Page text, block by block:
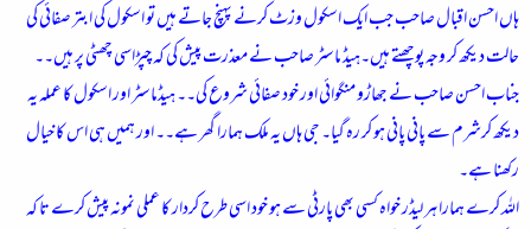
ہاں احسن اقبال صاحب جب ایک اسکول وزٹ کرنے پہنچ جاتے ہیں تو اسکول کی ابتر صفائی کی
حالت دیکھ کر وجہ پوچھتے ہیں۔ہیڈ ماسٹر صاحب نے معذرت پیش کی کہ چپڑاسی چھٹی پر ہیں۔۔
جناب احسن صاحب نے جھاڑو منگوائی اور خود صفائی شروع کی۔۔ ہیڈماسٹر اور اسکول کا عملہ یہ
دیکھ کرشرم سے پانی پانی ہو کر رہ گیا۔ جی ہاں یہ ملک ہمارا گھر ہے۔۔ اور ہمیں ہی اس کا خیال
رکھنا ہے۔
اللہ کرے ہمارا ہر لیڈر خواہ کسی بھی پارٹی سے ہو خود اسی طرح کردار کا عملی نمونہ پیش کرے تا کہ